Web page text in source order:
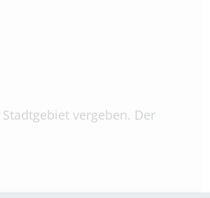
vergeben. Der